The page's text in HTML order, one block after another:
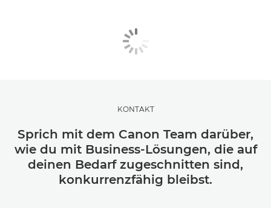
KONTAKT
Sprich mit dem Canon Team darüber,
wie du mit Business-Lösungen, die auf
deinen Bedarf zugeschnitten sind,
konkurrenzfähig bleibst.